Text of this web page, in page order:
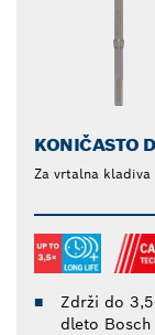
KONIČASTO
Za vrtalna kladiva
Zdrži do
dleto Bosch